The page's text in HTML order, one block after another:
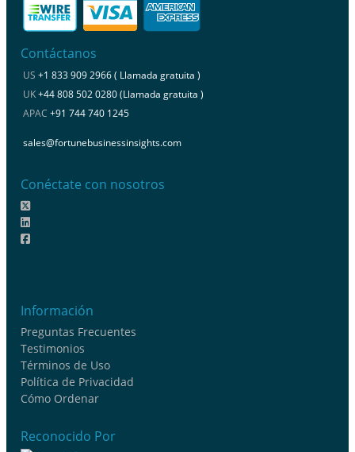
Contáctanos
US +1 833 909 2966 ( Llamada gratuita )
UK+44 808 502 0280 (Llamada gratuita )
APAC +91 744 740 1245
sales@fortunebusinessinsights.com
Conéctate con nosotros
Información
Preguntas Frecuentes
Testimonios
Términos de Uso
Política de Privacidad
Cómo Ordenar
Reconocido Por